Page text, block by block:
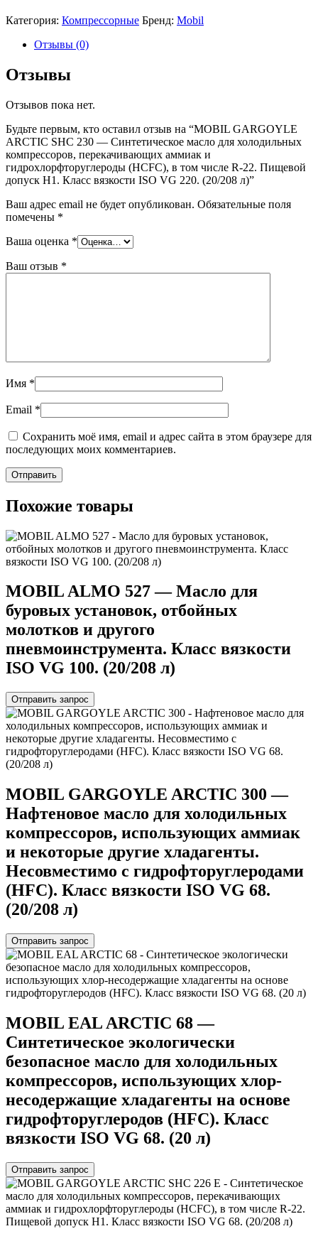
Категория: Компрессорные Бренд: Mobil
Отзывы (0)
Отзывы
Отзывов пока нет.
Будьте первым, кто оставил отзыв на “MOBIL GARGOYLE
ARCTIC SHC 230 — Синтетическое масло для холодильных
компрессоров, перекачивающих аммиак и
гидрохлорфторуглероды (HCFC), в том числе R-22. Пищевой
допуск H1. Класс вязкости ISO VG 220. (20/208 л)”
Ваш адрес email не будет опубликован. Обязательные поля
помечены *
Ваша оценка *
Ваш отзыв *
Имя *
Email *
Сохранить моё имя, email и адрес сайта в этом браузере для
последующих моих комментариев.
Похожие товары
MOBIL ALMO 527 — Масло для
буровых установок, отбойных
молотков и другого
пневмоинструмента. Класс вязкости
ISO VG 100. (20/208 л)
Отправить запрос
MOBIL GARGOYLE ARCTIC 300 —
Нафтеновое масло для холодильных
компрессоров, использующих аммиак
и некоторые другие хладагенты.
Несовместимо с гидрофторуглеродами
(HFC). Класс вязкости ISO VG 68.
(20/208 л)
Отправить запрос
MOBIL EAL ARCTIC 68 —
Синтетическое экологически
безопасное масло для холодильных
компрессоров, использующих хлор-
несодержащие хладагенты на основе
гидрофторуглеродов (HFC). Класс
вязкости ISO VG 68. (20 л)
Отправить запрос